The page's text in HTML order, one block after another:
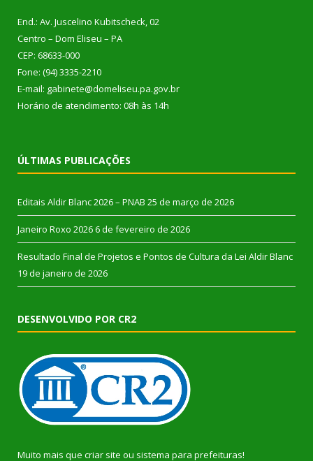
End.: Av. Juscelino Kubitscheck, 02
Centro – Dom Eliseu – PA
CEP: 68633-000
Fone: (94) 3335-2210
E-mail: gabinete@domeliseu.pa.gov.br
Horário de atendimento: 08h às 14h
ÚLTIMAS PUBLICAÇÕES
Editais Aldir Blanc 2026 – PNAB 25 de março de 2026
Janeiro Roxo 2026 6 de fevereiro de 2026
Resultado Final de Projetos e Pontos de Cultura da Lei Aldir Blanc
19 de janeiro de 2026
DESENVOLVIDO POR CR2
Muito mais que criar site ou sistema para prefeituras!